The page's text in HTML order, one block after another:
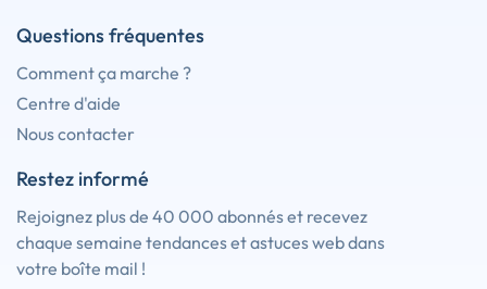
Questions fréquentes
Comment ça marche ?
Centre d'aide
Nous contacter
Restez informé
Rejoignez plus de 40 000 abonnés et recevez
chaque semaine tendances et astuces web dans
votre boîte mail !